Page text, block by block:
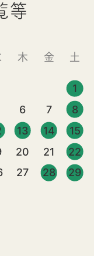
等
木 金 土
1
6 7
8
13 14
15
20 21
22
27 28
29